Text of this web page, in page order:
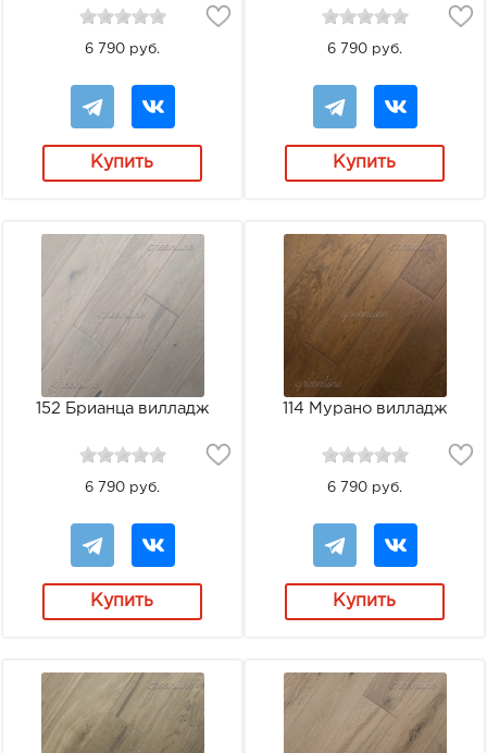
6 790 руб.
Купить
6 790 руб.
Купить
152 Брианца вилладж
6 790 руб.
Купить
114 Мурано вилладж
6 790 руб.
Купить